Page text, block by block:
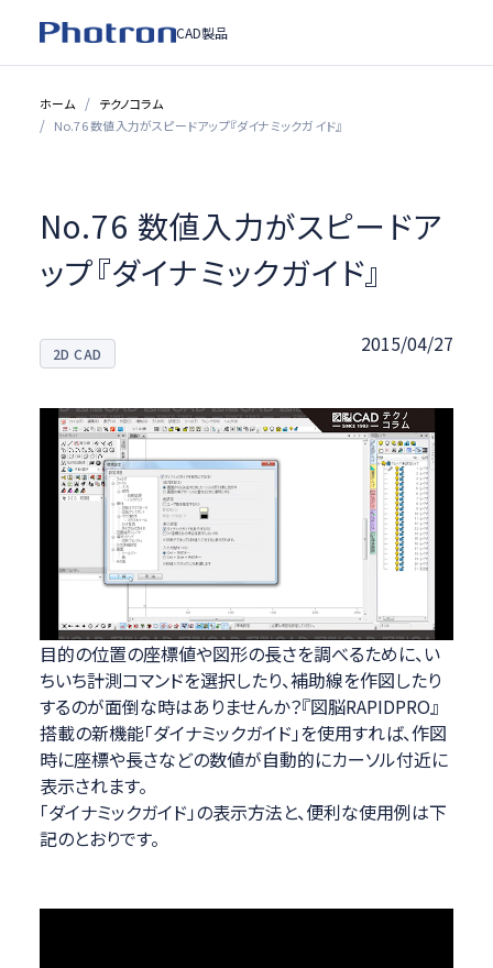
CAD製品
ホーム
テクノコラム
No.76 数値入力がスピードアップ『ダイナミックガイド』
No.76 数値入力がスピードア
ップ『ダイナミックガイド』
2D CAD 2015/04/27
目的の位置の座標値や図形の長さを調べるために、い
ちいち計測コマンドを選択したり、補助線を作図したり
するのが面倒な時はありませんか？『図脳RAPIDPRO』
搭載の新機能「ダイナミックガイド」を使用すれば、作図
時に座標や長さなどの数値が自動的にカーソル付近に
表示されます。
「ダイナミックガイド」の表示方法と、便利な使用例は下
記のとおりです。